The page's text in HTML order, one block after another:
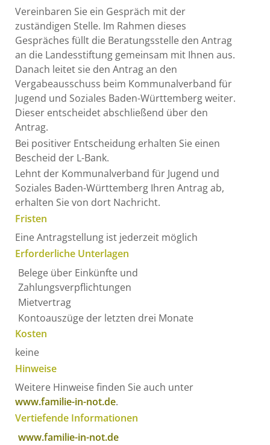
Vereinbaren Sie ein Gespräch mit der
zuständigen Stelle. Im Rahmen dieses
Gespräches füllt die Beratungsstelle den Antrag
an die Landesstiftung gemeinsam mit Ihnen aus.
Danach leitet sie den Antrag an den
Vergabeausschuss beim Kommunalverband für
Jugend und Soziales Baden-Württemberg weiter.
Dieser entscheidet abschließend über den
Antrag.
Bei positiver Entscheidung erhalten Sie einen
Bescheid der L-Bank.
Lehnt der Kommunalverband für Jugend und
Soziales Baden-Württemberg Ihren Antrag ab,
erhalten Sie von dort Nachricht.
Fristen
Eine Antragstellung ist jederzeit möglich
Erforderliche Unterlagen
Belege über Einkünfte und
Zahlungsverpflichtungen
Mietvertrag
Kontoauszüge der letzten drei Monate
Kosten
keine
Hinweise
Weitere Hinweise finden Sie auch unter
www.familie-in-not.de.
Vertiefende Informationen
www.familie-in-not.de